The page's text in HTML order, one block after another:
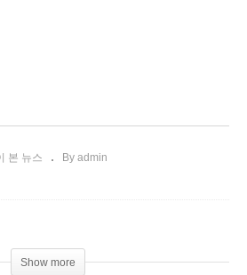
군시설 보복 공격, 확전은 상호
본 뉴스 By admin
Show more